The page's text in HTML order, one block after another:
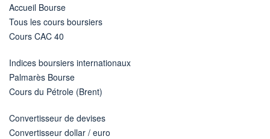
Accueil Bourse
Tous les cours boursiers
Cours CAC 40
Indices boursiers internationaux
Palmarès Bourse
Cours du Pétrole (Brent)
Convertisseur de devises
Convertisseur dollar / euro